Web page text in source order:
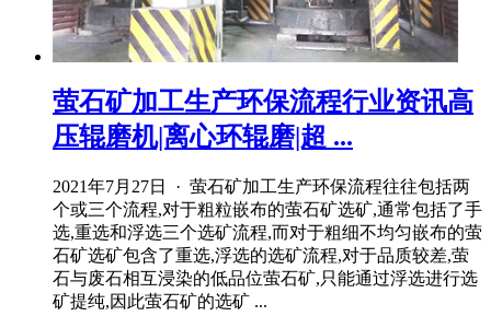
萤石矿加工生产环保流程行业资讯高
压辊磨机|离心环辊磨|超 ...
2021年7月27日 · 萤石矿加工生产环保流程往往包括两
个或三个流程,对于粗粒嵌布的萤石矿选矿,通常包括了手
选,重选和浮选三个选矿流程,而对于粗细不均匀嵌布的萤
石矿选矿包含了重选,浮选的选矿流程,对于品质较差,萤
石与废石相互浸染的低品位萤石矿,只能通过浮选进行选
矿提纯,因此萤石矿的选矿 ...